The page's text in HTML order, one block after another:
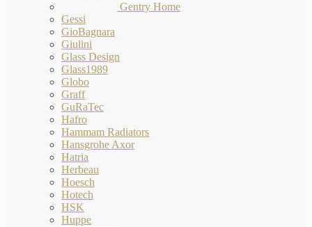
Gentry Home
Gessi
GioBagnara
Giulini
Glass Design
Glass1989
Globo
Graff
GuRaTec
Hafro
Hammam Radiators
Hansgrohe Axor
Hatria
Herbeau
Hoesch
Hotech
HSK
Huppe